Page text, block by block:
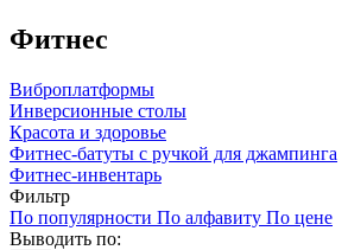
Фитнес
Виброплатформы
Инверсионные столы
Красота и здоровье
Фитнес-батуты с ручкой для джампинга
Фитнес-инвентарь
Фильтр
По популярности По алфавиту По цене
Выводить по: